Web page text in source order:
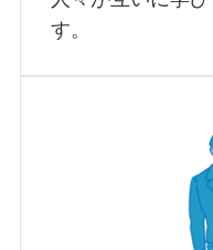
す。